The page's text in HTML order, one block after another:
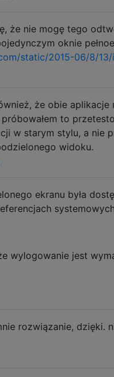
że nie mogę tego
oknie
static/2015-06/8/
że obie aplikacje
to
w starym stylu, a nie
widoku.
ekranu była
wylogowanie jest
rozwiązanie, dzięki.